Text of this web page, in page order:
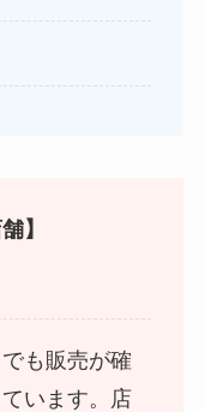
均やドラッグス
】
も販売が確
います。店